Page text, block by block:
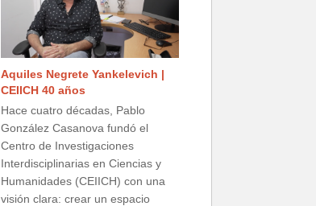
Aquiles Negrete Yankelevich |
CEIICH 40 años
Hace cuatro décadas, Pablo
González Casanova fundó el
Centro de Investigaciones
Interdisciplinarias en Ciencias y
Humanidades (CEIICH) con una
visión clara: crear un espacio